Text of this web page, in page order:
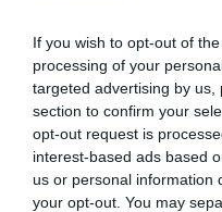
If you wish to opt-out of
processing of your
targeted advertising by
section to confirm your
opt-out request is
interest-based ads based
us or personal information
your opt-out. You may